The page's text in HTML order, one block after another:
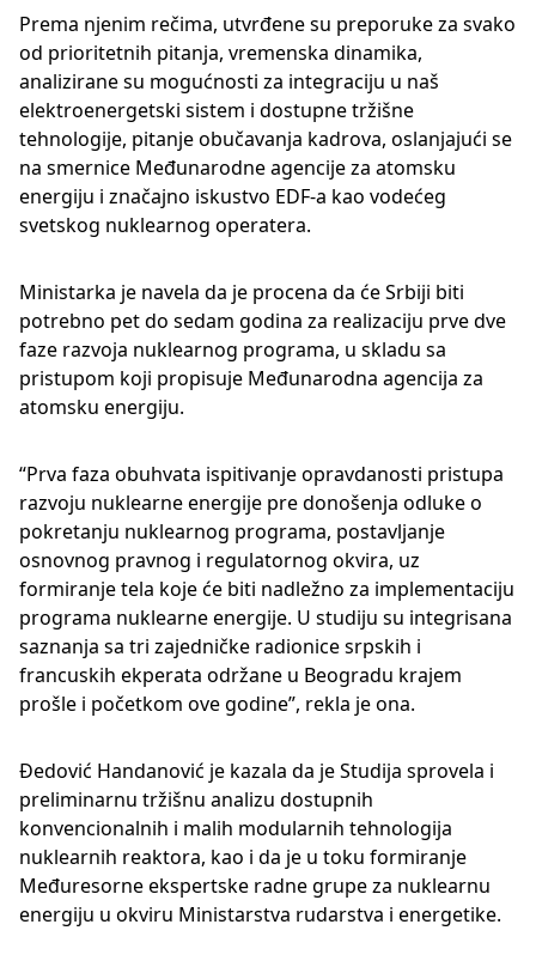
Prema njenim rečima, utvrđene su preporuke za svako
od prioritetnih pitanja, vremenska dinamika,
analizirane su mogućnosti za integraciju u naš
elektroenergetski sistem i dostupne tržišne
tehnologije, pitanje obučavanja kadrova, oslanjajući se
na smernice Međunarodne agencije za atomsku
energiju i značajno iskustvo EDF-a kao vodećeg
svetskog nuklearnog operatera.
Ministarka je navela da je procena da će Srbiji biti
potrebno pet do sedam godina za realizaciju prve dve
faze razvoja nuklearnog programa, u skladu sa
pristupom koji propisuje Međunarodna agencija za
atomsku energiju.
“Prva faza obuhvata ispitivanje opravdanosti pristupa
razvoju nuklearne energije pre donošenja odluke o
pokretanju nuklearnog programa, postavljanje
osnovnog pravnog i regulatornog okvira, uz
formiranje tela koje će biti nadležno za implementaciju
programa nuklearne energije. U studiju su integrisana
saznanja sa tri zajedničke radionice srpskih i
francuskih ekperata održane u Beogradu krajem
prošle i početkom ove godine”, rekla je ona.
Đedović Handanović je kazala da je Studija sprovela i
preliminarnu tržišnu analizu dostupnih
konvencionalnih i malih modularnih tehnologija
nuklearnih reaktora, kao i da je u toku formiranje
Međuresorne ekspertske radne grupe za nuklearnu
energiju u okviru Ministarstva rudarstva i energetike.